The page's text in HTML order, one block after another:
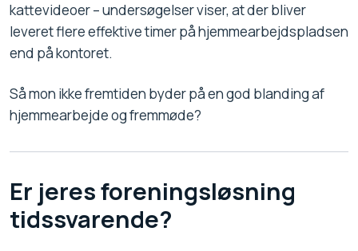
kattevideoer – undersøgelser viser, at der bliver
leveret flere effektive timer på hjemmearbejdspladsen
end på kontoret.
Så mon ikke fremtiden byder på en god blanding af
hjemmearbejde og fremmøde?
Er jeres foreningsløsning
tidssvarende?